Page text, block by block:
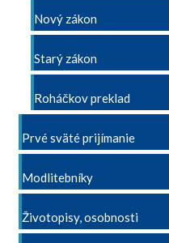
Nový zákon
Starý zákon
Roháčkov preklad
Prvé sväté prijímanie
Modlitebníky
Životopisy, osobnosti